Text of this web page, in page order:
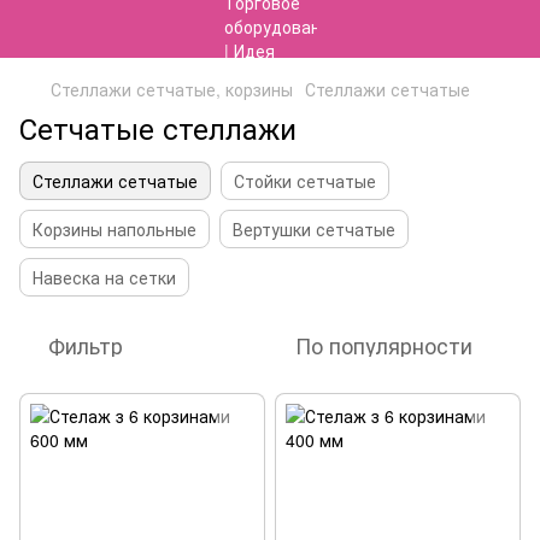
Стеллажи сетчатые, корзины Стеллажи сетчатые
Сетчатые стеллажи
Стеллажи сетчатые
Стойки сетчатые
Корзины напольные
Вертушки сетчатые
Навеска на сетки
Фильтр По популярности